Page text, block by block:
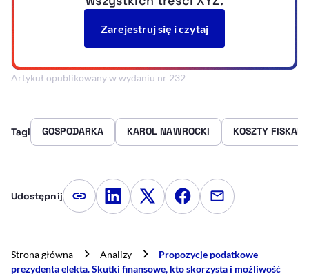
Artykuł opublikowany w wydaniu nr 232
Tagi GOSPODARKA KAROL NAWROCKI KOSZTY
Udostępnij Kopiuj link artykułu
Udostępnij na LinkedIn
Udostępnij na Twitterze
Udostępnij na
Udostępnij
Strona główna Analizy
Propozycje podatkowe
prezydenta elekta. Skutki finansowe, kto skorzysta i możliwość